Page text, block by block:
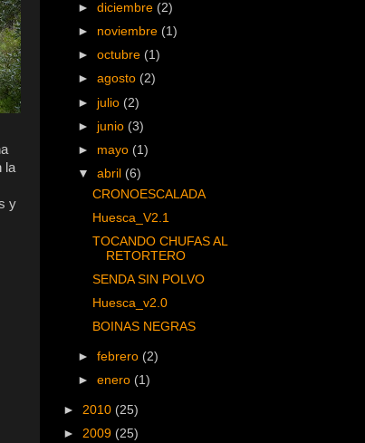
la
y
► diciembre (2)
► noviembre (1)
► octubre (1)
► agosto (2)
► julio (2)
► junio (3)
► mayo (1)
▼ abril (6)
CRONOESCALADA
Huesca_V2.1
TOCANDO CHUFAS AL
RETORTERO
SENDA SIN POLVO
Huesca_v2.0
BOINAS NEGRAS
► febrero (2)
► enero (1)
► 2010 (25)
► 2009 (25)